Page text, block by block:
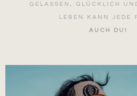
GELASSEN, GLÜCKLICH
LEBEN KANN JEDE
AUCH DU!